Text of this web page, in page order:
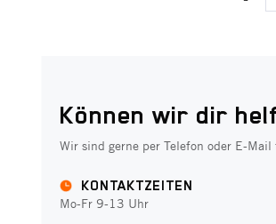
Können wir dir
Wir sind gerne per Telefon oder E-
KONTAKTZEITEN
Mo-Fr 9-13 Uhr